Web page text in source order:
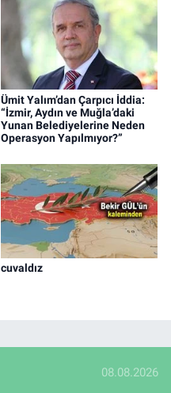
Ümit Yalım’dan Çarpıcı İddia:
“İzmir, Aydın ve Muğla’daki
Yunan Belediyelerine Neden
Operasyon Yapılmıyor?”
cuvaldız
08.08.2026